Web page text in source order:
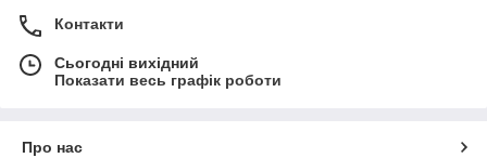
Контакти
Сьогодні вихідний
Показати весь графік роботи
Про нас